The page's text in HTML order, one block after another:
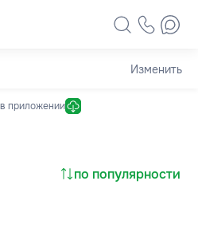
Изменить
приложении
по популярности